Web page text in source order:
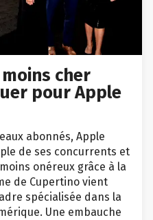
cher
pour Apple
abonnés, Apple
de ses concurrents et
onéreux grâce à la
de Cupertino vient
spécialisée dans la
Une embauche